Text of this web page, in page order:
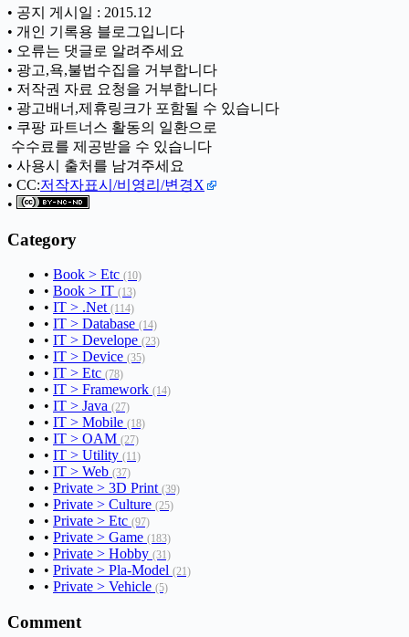
• 공지 게시일 : 2015.12
• 개인 기록용 블로그입니다
• 오류는 댓글로 알려주세요
• 광고,욕,불법수집을 거부합니다
• 저작권 자료 요청을 거부합니다
• 광고배너,제휴링크가 포함될 수 있습니다
• 쿠팡 파트너스 활동의 일환으로
ㅤ 수수료를 제공받을 수 있습니다
• 사용시 출처를 남겨주세요
• CC:저작자표시/비영리/변경X
•
Category
• Book > Etc (10)
• Book > IT (13)
• IT > .Net (114)
• IT > Database (14)
• IT > Develope (23)
• IT > Device (35)
• IT > Etc (78)
• IT > Framework (14)
• IT > Java (27)
• IT > Mobile (18)
• IT > OAM (27)
• IT > Utility (11)
• IT > Web (37)
• Private > 3D Print (39)
• Private > Culture (25)
• Private > Etc (97)
• Private > Game (183)
• Private > Hobby (31)
• Private > Pla-Model (21)
• Private > Vehicle (5)
Comment